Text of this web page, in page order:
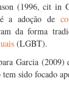
(1996, cit in
a adoção de
da forma
(LGBT).
Garcia (2009)
sido focado